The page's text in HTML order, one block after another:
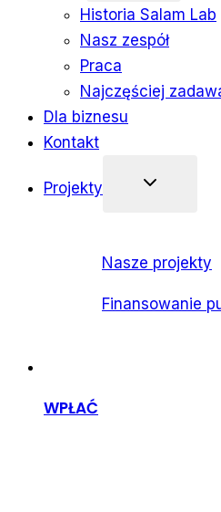
Historia Salam Lab
Nasz zespół
Praca
Najczęściej
Dla biznesu
Kontakt
Projekty
Nasze projekty
Finansowanie
WPŁAĆ